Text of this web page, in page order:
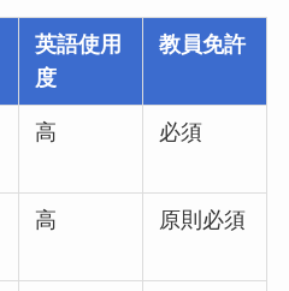
英語使用
度
教員免許
高 必須
高 原則必須